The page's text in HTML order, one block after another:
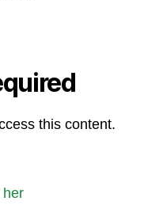
this content.
her